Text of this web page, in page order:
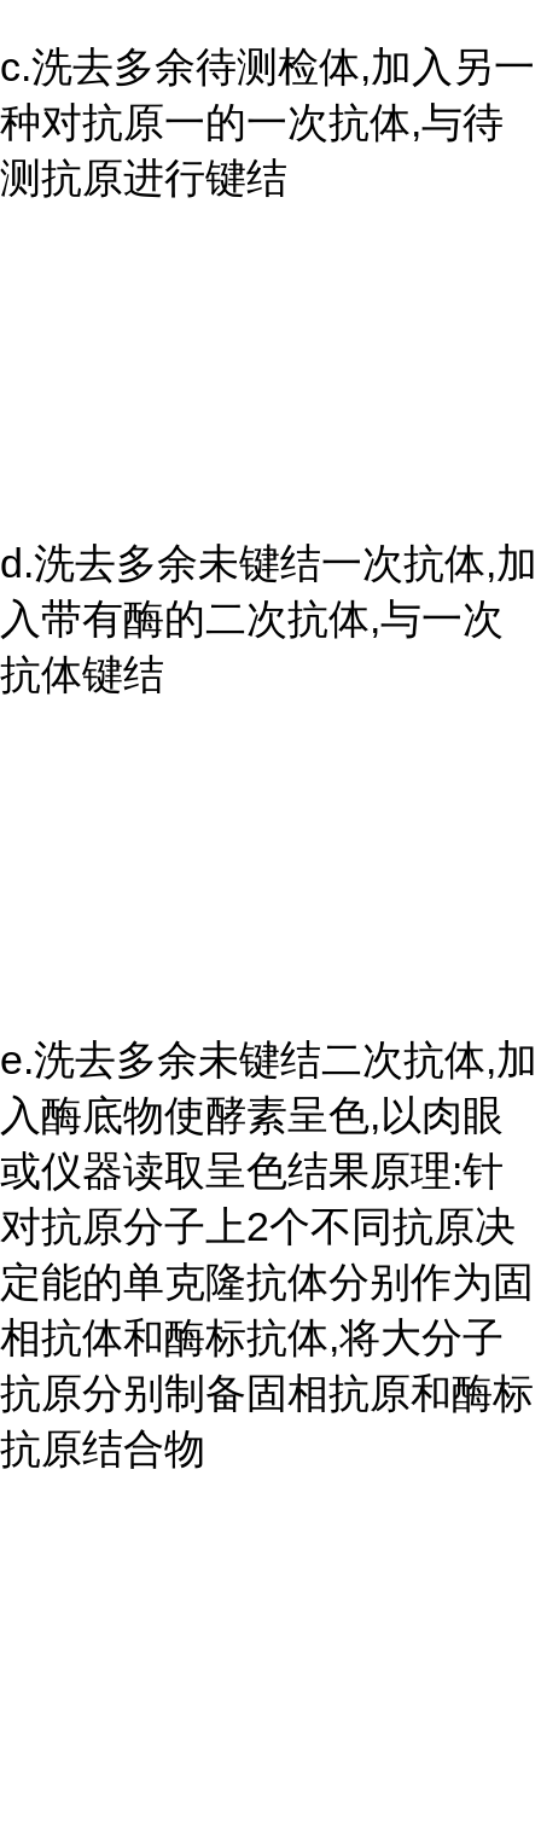
c.洗去多余待测检体,加入另一
种对抗原一的一次抗体,与待
测抗原进行键结
d.洗去多余未键结一次抗体,加
入带有酶的二次抗体,与一次
抗体键结
e.洗去多余未键结二次抗体,加
入酶底物使酵素呈色,以肉眼
或仪器读取呈色结果原理:针
对抗原分子上2个不同抗原决
定能的单克隆抗体分别作为固
相抗体和酶标抗体,将大分子
抗原分别制备固相抗原和酶标
抗原结合物